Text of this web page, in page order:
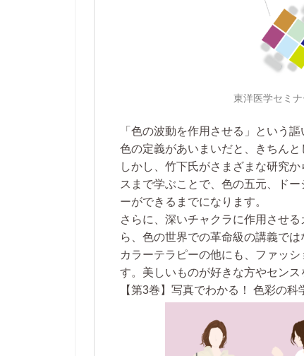
東洋医学セミ
「色の波動を作用させる」という
色の定義があいまいだと、きちんと
しかし、 竹下氏がさまざまな研究
スまで学ぶことで、色の五元、ド
ーができるまでになります。
さらに、深いチャクラに作用させ
ら、色の世界での革命級の講義では
カラーテラピーの他にも、ファッ
す。美しいものが好きな方やセンス
【第3巻】写真でわかる！ 色彩の